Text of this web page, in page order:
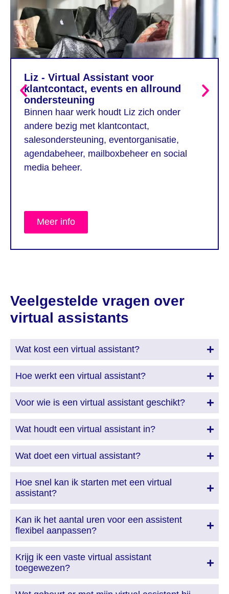
Liz - Virtual Assistant voor
klantcontact, events en allround
ondersteuning
Binnen haar werk houdt Liz zich onder
andere bezig met klantcontact,
salesondersteuning, eventorganisatie,
agendabeheer, mailboxbeheer en social
media beheer.
Meer info
Veelgestelde vragen over
virtual assistants
Wat kost een virtual assistant?
Hoe werkt een virtual assistant?
Voor wie is een virtual assistant geschikt?
Wat houdt een virtual assistant in?
Wat doet een virtual assistant?
Hoe snel kan ik starten met een virtual
assistant?
Kan ik het aantal uren voor een assistent
flexibel aanpassen?
Krijg ik een vaste virtual assistant
toegewezen?